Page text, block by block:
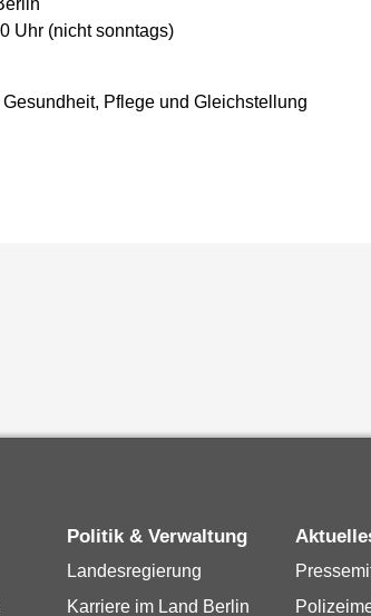
Uhr (nicht sonntags)
Pflege und Gleichstellung
Politik & Verwaltung
Landesregierung
Karriere im Land Berlin